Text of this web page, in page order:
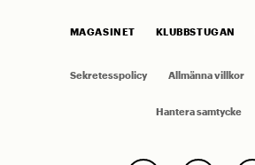
MAGASINET KLUBBSTUGAN
Sekretesspolicy Allmänna villkor
Hantera samtycke